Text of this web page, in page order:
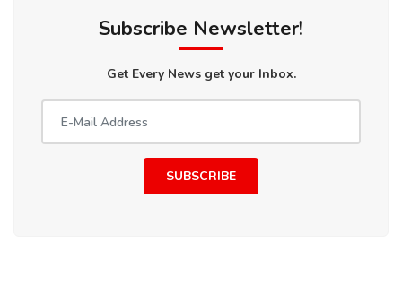
Subscribe Newsletter!
Get Every News get your Inbox.
SUBSCRIBE